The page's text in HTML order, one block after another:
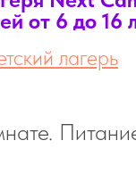
от 6 до 16
лагерь